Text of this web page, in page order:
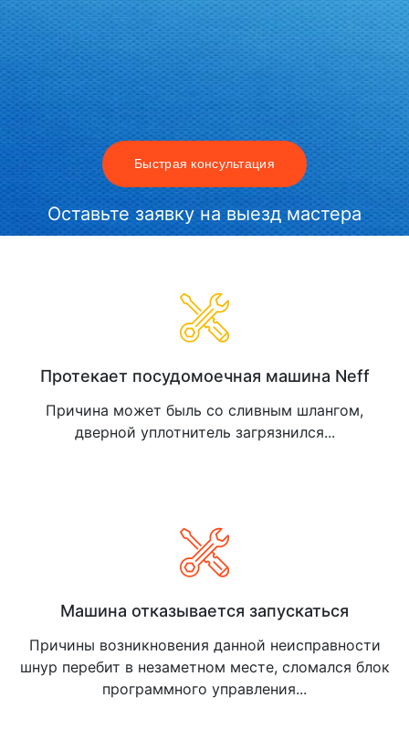
Быстрая консультация
Оставьте заявку на выезд мастера
Протекает посудомоечная машина Neff
Причина может быль со сливным шлангом,
дверной уплотнитель загрязнился...
Машина отказывается запускаться
Причины возникновения данной неисправности
шнур перебит в незаметном месте, сломался блок
программного управления...